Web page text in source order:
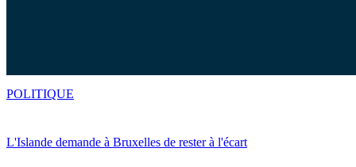
L'Islande demande à Bruxelles de rester à l'écart
POLITIQUE